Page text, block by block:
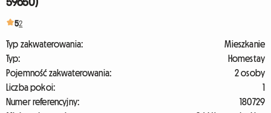
52
Typ zakwaterowania:
Mieszkanie
Typ:
Homestay
Pojemność zakwaterowania:
2 osoby
Liczba pokoi:
1
Numer referencyjny:
180729